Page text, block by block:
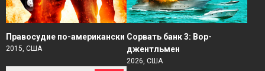
Правосудие по-американски
2015, США
Сорвать банк 3: Вор-
джентльмен
2026, США